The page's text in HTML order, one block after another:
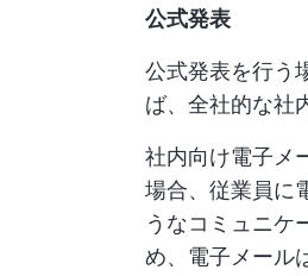
公式発表
公式発表を行う
ば、全社的な社
社内向け電子メ
場合、従業員に
うなコミュニケ
め、電子メール